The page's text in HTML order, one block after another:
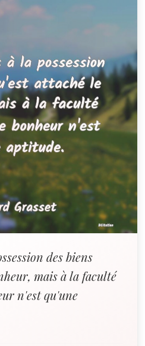
des biens
mais à la faculté
n'est qu'une